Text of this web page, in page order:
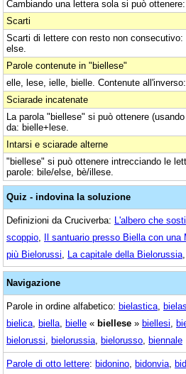
Cambiando una lettera sola si può ottenere:
Scarti
Scarti di lettere con resto non consecutivo:
else.
Parole contenute in "biellese"
elle, lese, ielle, bielle. Contenute
Sciarade incatenate
La parola "biellese" si può ottenere
da: bielle+lese.
Intarsi e sciarade alterne
"biellese" si può ottenere intrecciando le
parole: bile/else, bè/illese.
Quiz - indovina la soluzione
Definizioni da Cruciverba: L'albero che
scoppio Il santuario presso Biella con una
più Bielorussi
La capitale della Bielorussia
Navigazione
Parole in ordine alfabetico: bielastica
bielica biella bielle « biellese » biellesi
bielorussi bielorussia bielorusso biennale
Parole di otto lettere: bidonino bidonvia